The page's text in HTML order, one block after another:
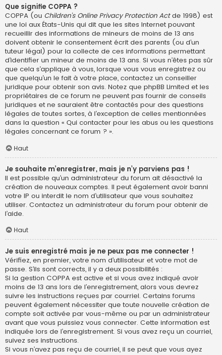
Que signifie COPPA ?
COPPA (ou Children’s Online Privacy Protection Actde 1998) est
une loi aux États-Unis qui dit que les sites Internet pouvant
recueillir des informations de mineurs de moins de 13 ans
doivent obtenir le consentement écrit des parents (ou d’un
tuteur légal) pour la collecte de ces informations permettant
d’identifier un mineur de moins de 13 ans. Si vous n’êtes pas sûr
que cela s’applique à vous, lorsque vous vous enregistrez ou
que quelqu’un le fait à votre place, contactez un conseiller
juridique pour obtenir son avis. Notez que phpBB Limited et les
propriétaires de ce forum ne peuvent pas fournir de conseils
juridiques et ne sauraient être contactés pour des questions
légales de toutes sortes, à l’exception de celles mentionnées
dans la question « Qui contacter pour les abus ou les questions
légales concernant ce forum ? ».
Haut
Je souhaite m’enregistrer, mais je n’y parviens pas !
Il est possible qu’un administrateur du forum ait désactivé la
création de nouveaux comptes. Il peut également avoir banni
votre IP ou interdit le nom d’utilisateur que vous souhaitez
utiliser. Contactez un administrateur du forum pour obtenir de
l’aide.
Haut
Je suis enregistré mais je ne peux pas me connecter !
Vérifiez, en premier, votre nom d’utilisateur et votre mot de
passe. S’ils sont corrects, il y a deux possibilités :
Si la gestion COPPA est active et si vous avez indiqué avoir
moins de 13 ans lors de l’enregistrement, alors vous devrez
suivre les instructions reçues par courriel. Certains forums
peuvent également nécessiter que toute nouvelle création de
compte soit activée par vous-même ou par un administrateur
avant que vous puissiez vous connecter. Cette information est
indiquée lors de l’enregistrement. Si vous avez reçu un courriel,
suivez ses instructions.
Si vous n’avez pas reçu de courriel, il se peut que vous ayez